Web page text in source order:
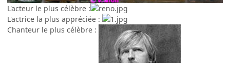
L'acteur le plus célèbre :
L'actrice la plus appréciée :
Chanteur le plus célèbre :